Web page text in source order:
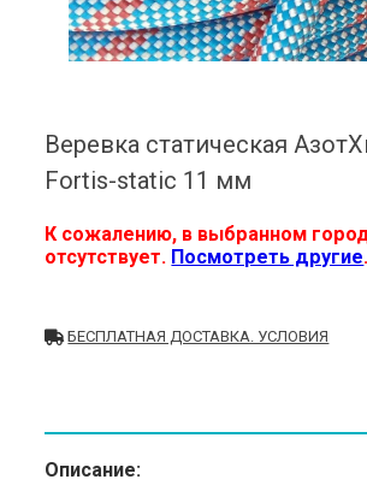
Веревка статическая
Fortis-static 11 мм
К сожалению, в выбранном
отсутствует. Посмотреть другие.
БЕСПЛАТНАЯ ДОСТАВКА. УСЛОВИЯ
Описание: